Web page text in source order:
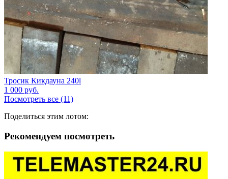
Тросик Кикдауна 240l
1 000 руб.
Посмотреть все (11)
Поделиться этим лотом:
Рекомендуем посмотреть